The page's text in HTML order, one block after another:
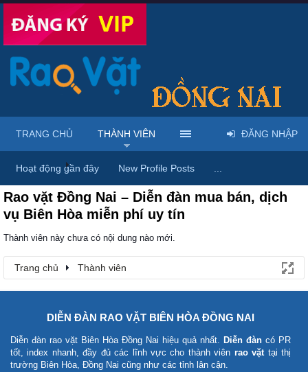
Trang chủ Thành viên
Rao vặt Đồng Nai – Diễn đàn mua bán, dịch
vụ Biên Hòa miễn phí uy tín
Thành viên này chưa có nội dung nào mới.
Trang chủ Thành viên
TRANG CHỦ THÀNH VIÊN
Hoạt động gần đây New Profile Posts
ĐĂNG NHẬP
DIỄN ĐÀN RAO VẶT BIÊN HÒA ĐỒNG NAI
Diễn đàn rao vặt Biên Hòa Đồng Nai hiệu quả nhất. Diễn đàn có PR
tốt, index nhanh, đầy đủ các lĩnh vực cho thành viên rao vặttại thị
trường Biên Hòa, Đồng Nai cũng như các tỉnh lân cận.